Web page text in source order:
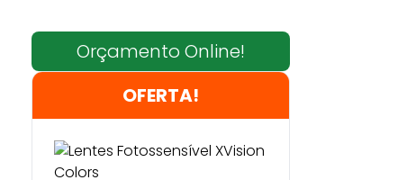
Orçamento Online!
OFERTA!